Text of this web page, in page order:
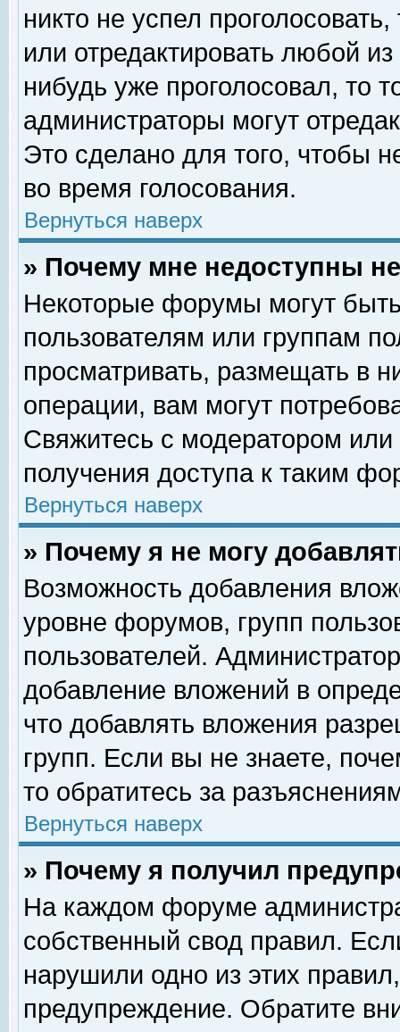
никто не успел
или отредактировать любой
нибудь уже проголосовал, то
администраторы могут
Это сделано для того, чтобы
во время голосования.
Вернуться наверх
» Почему мне недоступны
Некоторые форумы могут
пользователям или группам
просматривать, размещать в
операции, вам могут
Свяжитесь с модератором
получения доступа к таким
Вернуться наверх
» Почему я не могу
Возможность добавления
уровне форумов, групп
пользователей.
добавление вложений в
что добавлять вложения
групп. Если вы не знаете,
то обратитесь за
Вернуться наверх
» Почему я получил
На каждом форуме
собственный свод правил.
нарушили одно из этих
предупреждение. Обратите